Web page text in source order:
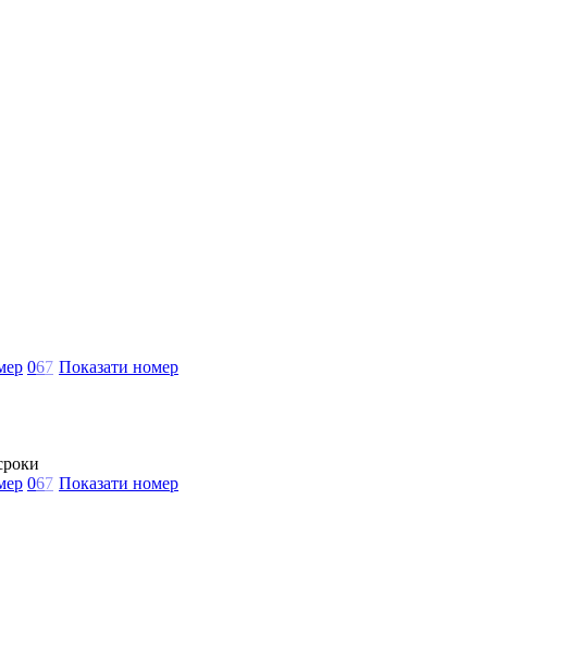
067 Показати номер
067 Показати номер